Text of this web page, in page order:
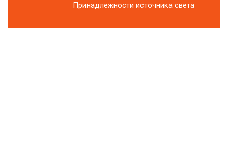
Принадлежности источника света